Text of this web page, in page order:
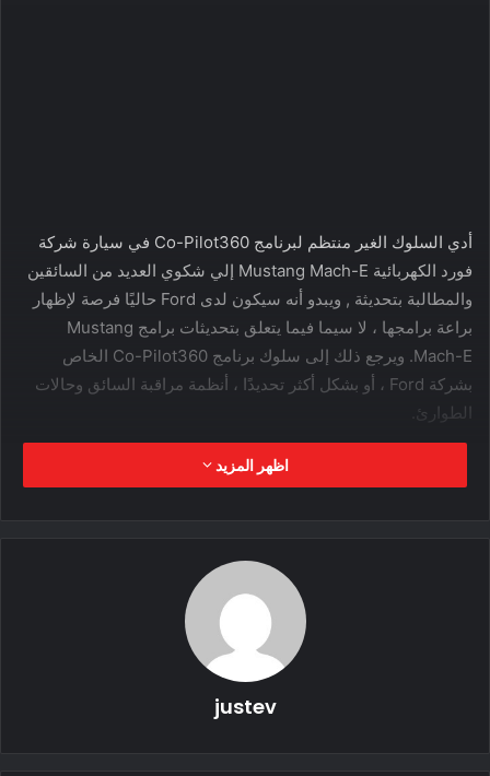
أدي السلوك الغير منتظم لبرنامج Co-Pilot360 في سيارة شركة
فورد الكهربائية Mustang Mach-E إلي شكوي العديد من السائقين
والمطالبة بتحديثة , ويبدو أنه سيكون لدى Ford حاليًا فرصة لإظهار
براعة برامجها ، لا سيما فيما يتعلق بتحديثات برامج Mustang
Mach-E. ويرجع ذلك إلى سلوك برنامج Co-Pilot360 الخاص
بشركة Ford ، أو بشكل أكثر تحديدًا ، أنظمة مراقبة السائق وحالات
الطوارئ.
برنامج Co-Pilot360 بحاجة لتحديث في سيارة
Mustang Mach-E.. ما السبب؟
ولمعرفة كيف يتصرف نظام مساعدة السائق على الطريق. تم تجهيز
اظهر المزيد
justev